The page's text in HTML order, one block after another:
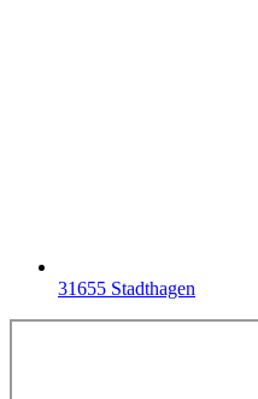
31655 Stadthagen